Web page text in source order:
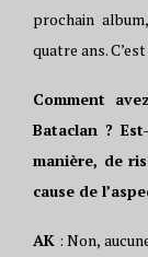
prochain
quatre ans.
Comment
Bataclan ?
manière, de
cause de
AK : Non,